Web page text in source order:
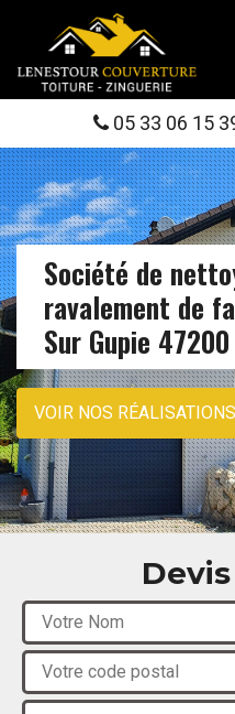
05 33 06 15
Société de
ravalement de
Sur Gupie 47200
VOIR NOS RÉALISATIONS